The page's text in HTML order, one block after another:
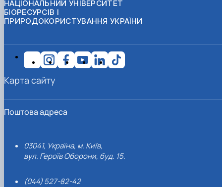
НАЦІОНАЛЬНИЙ УНІВЕРСИТЕТ
БІОРЕСУРСІВ І
ПРИРОДОКОРИСТУВАННЯ УКРАЇНИ
Поштова адреса
03041, Україна, м. Київ,
вул. Героїв Оборони, буд. 15.
(044) 527-82-42
Карта сайту